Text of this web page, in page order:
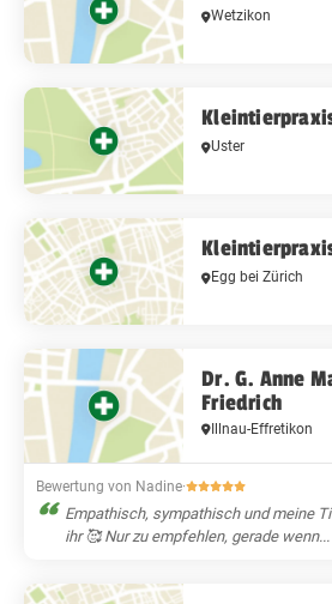
Wetzikon
Uster
Egg bei Zürich
Dr. G. Anne
Friedrich
Illnau-Effretikon
Bewertung von Nadine·
Empathisch, sympathisch und meine
ihr 🥰 Nur zu empfehlen, gerade wenn...